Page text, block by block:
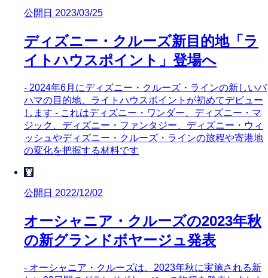
公開日 2023/03/25
ディズニー・クルーズ新目的地「ラ
イトハウスポイント」登場へ
- 2024年6月にディズニー・クルーズ・ラインの新しいバ
ハマの目的地、ライトハウスポイントが初めてデビュー
します - これはディズニー・ワンダー、ディズニー・マ
ジック、ディズニー・ファンタジー、ディズニー・ウィ
ッシュやディズニー・クルーズ・ラインの旅程や寄港地
の変化を把握する材料です
🦞
公開日 2022/12/02
オーシャニア・クルーズの2023年秋
の新グランドボヤージュ発表
- オーシャニア・クルーズは、2023年秋に実施される新